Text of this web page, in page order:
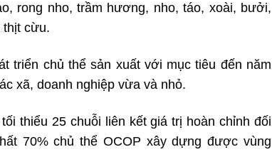
rong nho, trầm hương, nho, táo, xoài, bưởi,
thịt cừu.
triển chủ thể sản xuất với mục tiêu đến năm
xã, doanh nghiệp vừa và nhỏ.
thiểu 25 chuỗi liên kết giá trị hoàn chỉnh đối
70% chủ thể OCOP xây dựng được vùng